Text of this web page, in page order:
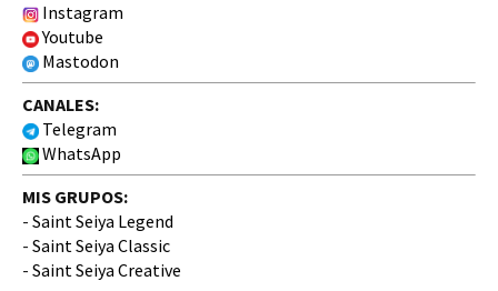
Instagram
Youtube
Mastodon
CANALES:
Telegram
WhatsApp
MIS GRUPOS:
- Saint Seiya Legend
- Saint Seiya Classic
- Saint Seiya Creative